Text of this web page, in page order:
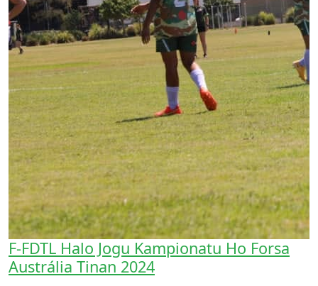
F-FDTL Halo Jogu Kampionatu Ho Forsa
Austrália Tinan 2024